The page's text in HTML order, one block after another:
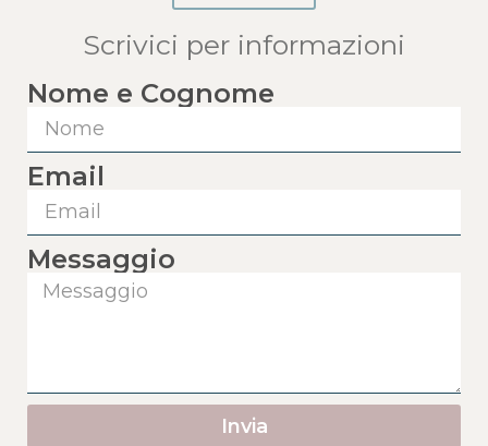
Scrivici per informazioni
Nome e Cognome
Email
Messaggio
Invia